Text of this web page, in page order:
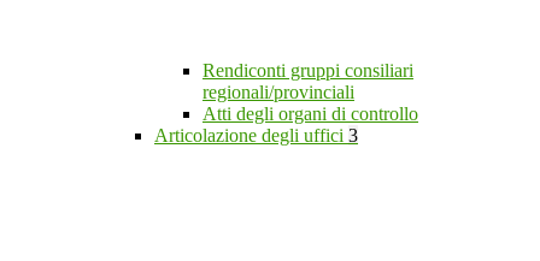
Rendiconti gruppi consiliari
regionali/provinciali
Atti degli organi di controllo
Articolazione degli uffici 3